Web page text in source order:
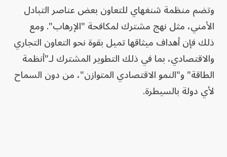
وتضم منظمة شنغهاي للتعاون بعض عناصر التبادل
الأمني، مثل نهج مشترك لمكافحة "الإرهاب". ومع
ذلك فإن أهداف ميثاقها تميل بقوة نحو التعاون التجاري
والاقتصادي، بما في ذلك التطوير المشترك لـ"أنظمة
الطاقة" و"النمو الاقتصادي المتوازن"، من دون السماح
لأي دولة بالسيطرة.